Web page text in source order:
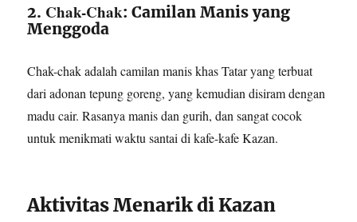
2. Chak-Chak: Camilan Manis yang
Menggoda
Chak-chak adalah camilan manis khas Tatar yang terbuat
dari adonan tepung goreng, yang kemudian disiram dengan
madu cair. Rasanya manis dan gurih, dan sangat cocok
untuk menikmati waktu santai di kafe-kafe Kazan.
Aktivitas Menarik di Kazan